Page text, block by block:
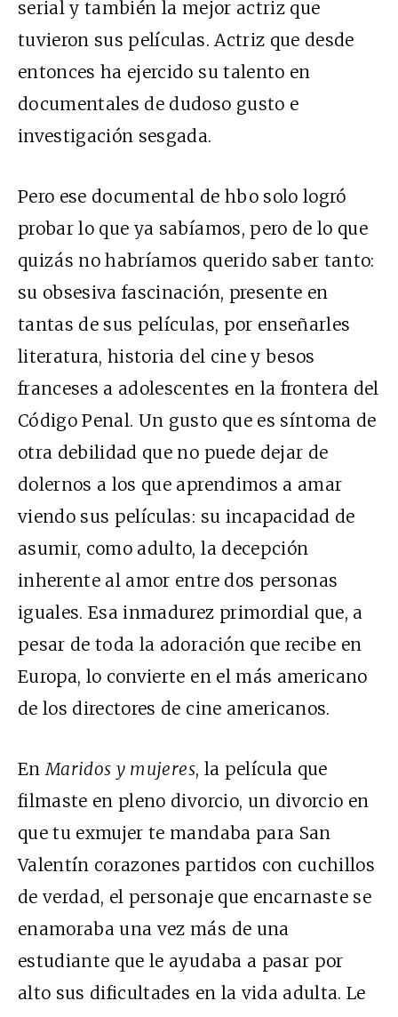
serial y también la mejor actriz que
tuvieron sus películas. Actriz que desde
entonces ha ejercido su talento en
documentales de dudoso gusto e
investigación sesgada.
Pero ese documental de hbo solo logró
probar lo que ya sabíamos, pero de lo que
quizás no habríamos querido saber tanto:
su obsesiva fascinación, presente en
tantas de sus películas, por enseñarles
literatura, historia del cine y besos
franceses a adolescentes en la frontera del
Código Penal. Un gusto que es síntoma de
otra debilidad que no puede dejar de
dolernos a los que aprendimos a amar
viendo sus películas: su incapacidad de
asumir, como adulto, la decepción
inherente al amor entre dos personas
iguales. Esa inmadurez primordial que, a
pesar de toda la adoración que recibe en
Europa, lo convierte en el más americano
de los directores de cine americanos.
En Maridos y mujeres, la película que
filmaste en pleno divorcio, un divorcio en
que tu exmujer te mandaba para San
Valentín corazones partidos con cuchillos
de verdad, el personaje que encarnaste se
enamoraba una vez más de una
estudiante que le ayudaba a pasar por
alto sus dificultades en la vida adulta. Le